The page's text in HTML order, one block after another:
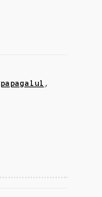
papagalul ,